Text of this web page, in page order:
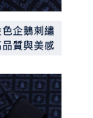
對及更正。
聯繫「AFTEE先享後付
support/home
享後付」服務完成之交
之同意方可使用
，本公司不負相關責